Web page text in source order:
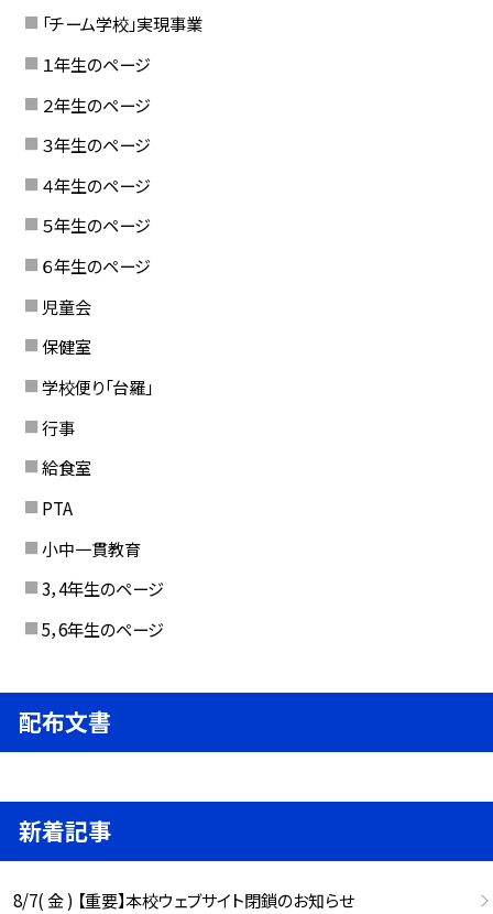
「チーム学校」実現事業
１年生のページ
２年生のページ
３年生のページ
４年生のページ
５年生のページ
６年生のページ
児童会
保健室
学校便り「台羅」
行事
給食室
PTA
小中一貫教育
3，4年生のページ
5，6年生のページ
配布文書
新着記事
8/7( 金 ) 【重要】本校ウェブサイト閉鎖のお知らせ